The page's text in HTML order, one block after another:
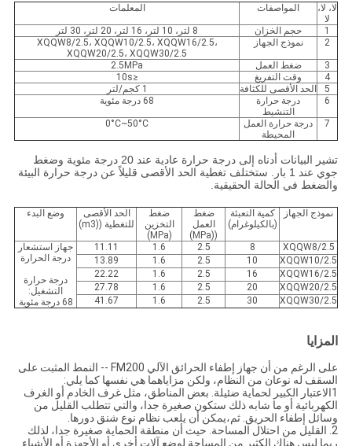
لا، لا،
لا
المواصفات المعلمات
1 حجم الخزان
8 لتر، 10 لتر، 16 لتر، 20 لتر، 30 لتر
2
نموذج الجهاز
XQQW8/2.5، XQQW10/2.5، XQQW16/2.5،
XQQW20/2.5، XQQW30/2.5
3
ضغط العمل
2.5MPa
4
وقت التفريغ
≤10s
5
الحد الأقصى للكثافة
1 كجم/لتر
6
درجة حرارة
التنشيط
68 درجة مئوية
7
درجة حرارة العمل
المحيطة
0°C~50°C
تشير البيانات أدناه إلى درجة حرارة عادية عند 20 درجة مئوية وضغط
جوي عند 1 بار. ستختلف تغطية الحد الأقصى قليلاً عن درجة حرارة البيئة
والضغط في الحالة الحقيقية.
نموذج الجهاز
كمية التعبئة
(بالكيلوغرام)
ضغط
العمل
((MPa)
ضغط
التخزين
(MPa)
الحد الأقصى
للتغطية ((m3)
وضع البدء
XQQW8/2.5
8
2.5
1.6
11.11
جهاز استشعار
درجة الحرارة
درجة حرارة
التشغيل:
68 درجة مئوية
XQQW10/2.5
10
2.5
1.6
13.89
XQQW16/2.5
16
2.5
1.6
22.22
XQQW20/2.5
20
2.5
1.6
27.78
XQQW30/2.5
30
2.5
1.6
41.67
المزايا
على الرغم من أن جهاز إطفاء الحرائق الآلي FM200 -- النمط المثبت على
السقف له نوعان من النظام، ولكن مزاياهما هي نفسها كما يلي:
1الاعتبار الكبير لحماية ضئيلة. بعض المناطق، مثل غرف الخادم أو الغرف
الكهربائية أو ما شابه ذلك ستكون صغيرة جدا، والتي تتطلب القليل من
وسائل إطفاء الحريق. ثم،يمكن أن يلعب نظام نوع شنق دورها.
2. القليل من احتلال المساحة. حيث أن منطقة الحماية صغيرة جدا، لذلك
ربما ليس هناك الكثير من المساحة لوضع آلات أخرى أو الأجهزة أو الأشياء.